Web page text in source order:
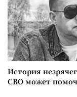
История
СВО может